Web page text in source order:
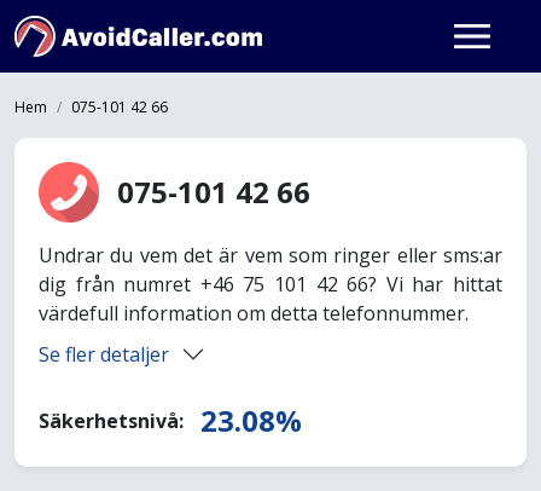
Hem 075-101 42 66
075-101 42 66
Undrar du vem det är vem som ringer eller sms:ar
dig från numret +46 75 101 42 66? Vi har hittat
värdefull information om detta telefonnummer.
Se fler detaljer
Säkerhetsnivå: 23.08%